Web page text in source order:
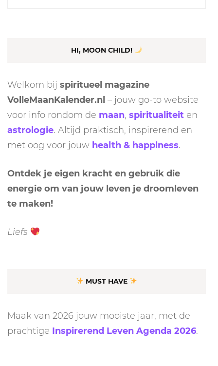
HI, MOON CHILD!
Welkom bij spiritueel magazine
VolleMaanKalender.nl – jouw go-to website
voor info rondom de maan, spiritualiteit en
astrologie. Altijd praktisch, inspirerend en
met oog voor jouw health & happiness.
Ontdek je eigen kracht en gebruik die
energie om van jouw leven je droomleven
te maken!
Liefs
MUST HAVE
Maak van 2026 jouw mooiste jaar, met de
prachtige Inspirerend Leven Agenda 2026.